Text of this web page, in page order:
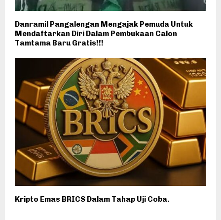
Danramil Pangalengan Mengajak Pemuda Untuk
Mendaftarkan Diri Dalam Pembukaan Calon
Tamtama Baru Gratis!!!
Kripto Emas BRICS Dalam Tahap Uji Coba.